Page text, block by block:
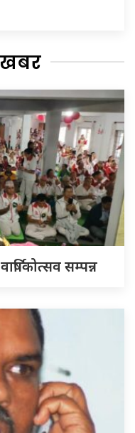
सम्पन्न